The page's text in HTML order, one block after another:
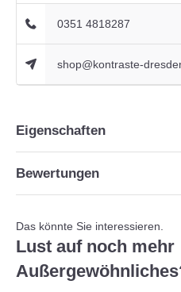
0351 4818287
shop@kontraste-
Eigenschaften
Bewertungen
Das könnte Sie interessieren.
Lust auf noch mehr